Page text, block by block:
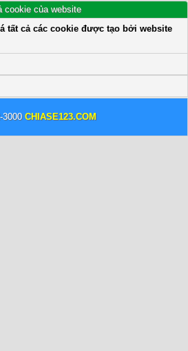
cookie của website
tất cả các cookie được tạo bởi website
3000 CHIASE123.COM